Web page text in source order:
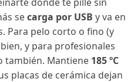
se carga por USB y va en
Para pelo corto o fino (y
y para profesionales
también. Mantiene 185 ºC
placas de cerámica dejan